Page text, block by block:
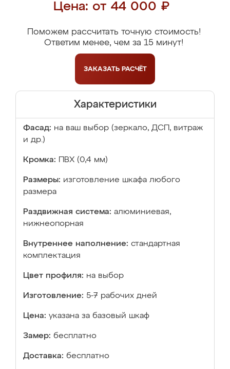
Цена: от 44 000 ₽
Поможем рассчитать точную стоимость!
Ответим менее, чем за 15 минут!
ЗАКАЗАТЬ РАСЧЁТ
Характеристики
Фасад: на ваш выбор (зеркало, ДСП, витраж
и др.)
Кромка: ПВХ (0,4 мм)
Размеры: изготовление шкафа любого
размера
Раздвижная система: алюминиевая,
нижнеопорная
Внутреннее наполнение: стандартная
комплектация
Цвет профиля: на выбор
Изготовление: 5-7 рабочих дней
Цена: указана за базовый шкаф
Замер: бесплатно
Доставка: бесплатно